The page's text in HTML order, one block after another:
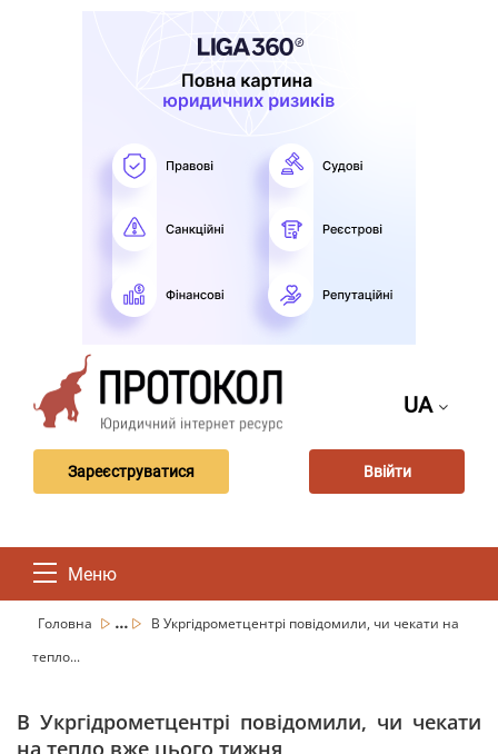
UA
Зареєструватися Ввійти
Меню
Головна ...
В Укргідрометцентрі повідомили, чи чекати на
тепло...
В Укргідрометцентрі повідомили, чи чекати
на тепло вже цього тижня